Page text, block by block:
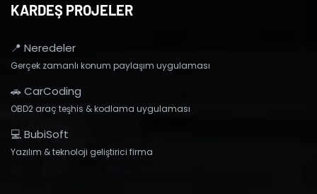
KARDEŞ PROJELER
📍 Neredeler
Gerçek zamanlı konum paylaşım uygulaması
🚗 CarCoding
OBD2 araç teşhis & kodlama uygulaması
💻 BubiSoft
Yazılım & teknoloji geliştirici firma